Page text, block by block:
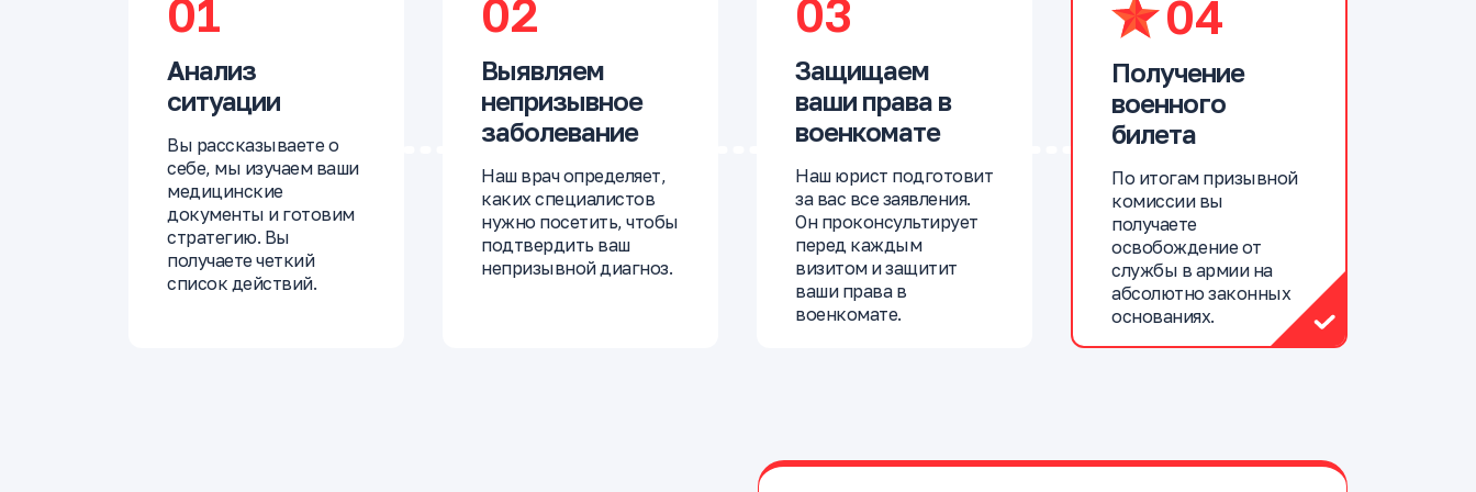
01
Анализ
ситуации
Вы рассказываете о
себе, мы изучаем ваши
медицинские
документы и готовим
стратегию. Вы
получаете четкий
список действий.
02
Выявляем
непризывное
заболевание
Наш врач определяет,
каких специалистов
нужно посетить, чтобы
подтвердить ваш
непризывной диагноз.
03
Защищаем
ваши права в
военкомате
Наш юрист подготовит
за вас все заявления.
Он проконсультирует
перед каждым
визитом и защитит
ваши права в
военкомате.
04
Получение
военного
билета
По итогам призывной
комиссии вы
получаете
освобождение от
службы в армии на
абсолютно законных
основаниях.